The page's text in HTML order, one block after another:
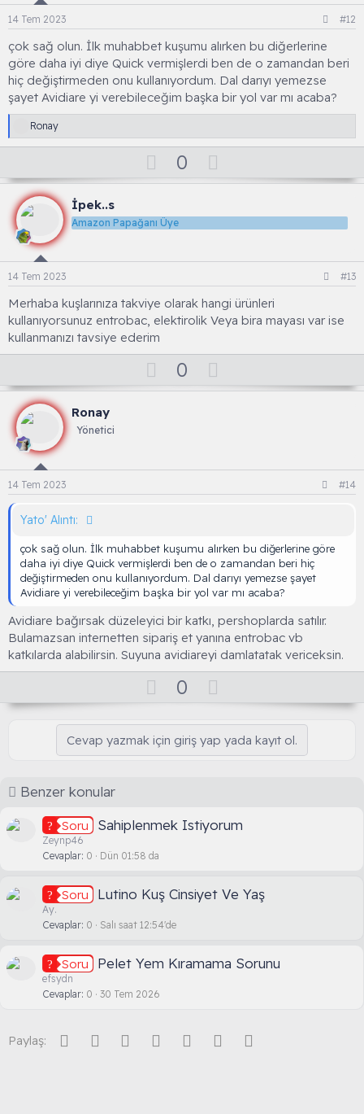
e
14 Tem 2023 #12
çok sağ olun. İlk muhabbet kuşumu alırken bu diğerlerine
göre daha iyi diye Quick vermişlerdi ben de o zamandan beri
hiç değiştirmeden onu kullanıyordum. Dal darıyı yemezse
şayet Avidiare yi verebileceğim başka bir yol var mı acaba?
T
e
p
i
l
e
r
:
Ronay
O
y
a
0
o
n
o
e
İpek..s
Amazon Papağanı Üye
14 Tem 2023 #13
Merhaba kuşlarınıza takviye olarak hangi ürünleri
kullanıyorsunuz entrobac, elektirolik Veya bira mayası var ise
kullanmanızı tavsiye ederim
O
y
0
o
o
Ronay
Yönetici
14 Tem 2023 #14
Yato' Alıntı:
çok sağ olun. İlk muhabbet kuşumu alırken bu diğerlerine göre
daha iyi diye Quick vermişlerdi ben de o zamandan beri hiç
değiştirmeden onu kullanıyordum. Dal darıyı yemezse şayet
Avidiare yi verebileceğim başka bir yol var mı acaba?
Avidiare bağırsak düzeleyici bir katkı, pershoplarda satılır.
Bulamazsan internetten sipariş et yanına entrobac vb
katkılarda alabilirsin. Suyuna avidiareyi damlatatak vericeksin.
O
y
l
a
0
o
w
n
v
e
Cevap yazmak için giriş yap yada kayıt ol.
Benzer konular
Soru Sahiplenmek Istiyorum
Zeynp46
Cevaplar 0 Dün 01:58 da
Soru Lutino Kuş Cinsiyet Ve Yaş
Ay.
Cevaplar 0 Salı saat 12:54'de
Soru Pelet Yem Kıramama Sorunu
efsydn
Cevaplar 0 30 Tem 2026
Paylaş: Facebook
Twitter Reddit PinterestTumblr WhatsApp